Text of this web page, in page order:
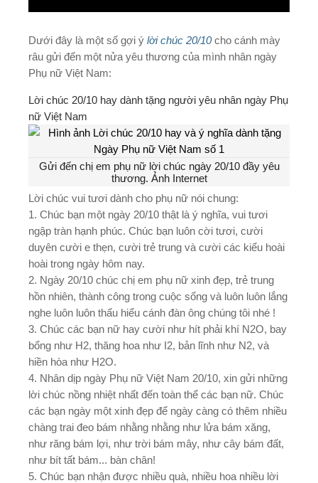
Dưới đây là một số gợi ý lời chúc 20/10cho cánh mày
râu gửi đến một nửa yêu thương của mình nhân ngày
Phụ nữ Việt Nam:
Lời chúc 20/10 hay dành tặng người yêu nhân ngày Phụ
nữ Việt Nam
Gửi đến chị em phụ nữ lời chúc ngày 20/10 đầy yêu
thương. Ảnh Internet
Lời chúc vui tươi dành cho phụ nữ nói chung:
1. Chúc bạn một ngày 20/10 thật là ý nghĩa, vui tư­ơi
ngập tràn hạnh phúc. Chúc bạn luôn c­ời tư­ơi, cư­ời
duyên cư­ời e thẹn, cư­ời trẻ trung và cư­ời các kiểu hoài
hoài trong ngày hôm nay.
2. Ngày 20/10 chúc chị em phụ nữ xinh đẹp, trẻ trung
hồn nhiên, thành công trong cuộc sống và luôn luôn lắng
nghe luôn luôn thấu hiểu cánh đàn ông chúng tôi nhé !
3. Chúc các bạn nữ hay cười như hít phải khí N2O, bay
bổng như H2, thăng hoa như I2, bản lĩnh như N2, và
hiền hòa như H2O.
4. Nhân dịp ngày Phụ nữ Việt Nam 20/10, xin gửi những
lời chúc nồng nhiệt nhất đến toàn thể các bạn nữ. Chúc
các bạn ngày một xinh đẹp để ngày càng có thêm nhiều
chàng trai đeo bám nhằng nhằng như lửa bám xăng,
như răng bám lợi, như trời bám mây, như cây bám đất,
như bít tất bám... bàn chân!
5. Chúc bạn nhận được nhiều quà, nhiều hoa nhiều lời